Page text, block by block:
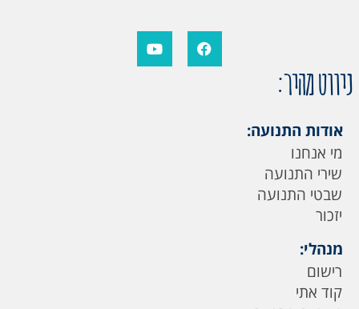
ניווט מהיר:
אודות התנועה:
מי אנחנו
שירי התנועה
שבטי התנועה
יזכור
מנהלי:
רישום
קוד אתי